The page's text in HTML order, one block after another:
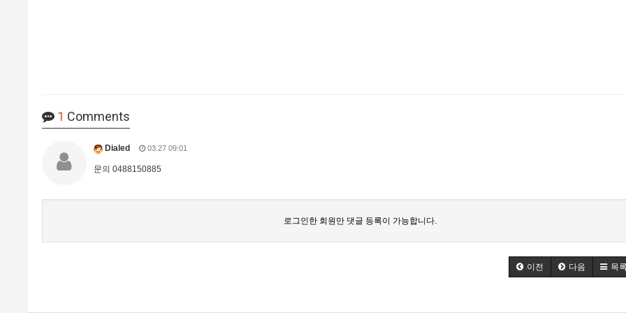
1 Comments
Dialed 03.27 09:01
문의 0488150885
로그인한 회원만 댓글 등록이 가능합니다.
이전 다음 목